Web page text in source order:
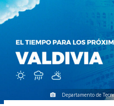
Departamento de